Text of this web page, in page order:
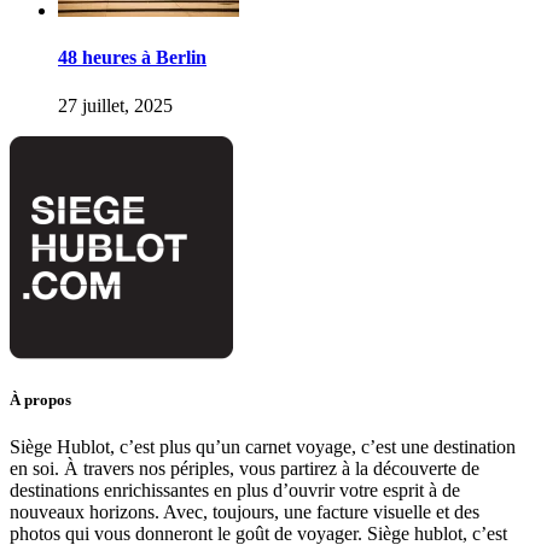
48 heures à Berlin
27 juillet, 2025
À propos
Siège Hublot, c’est plus qu’un carnet voyage, c’est une destination
en soi. À travers nos périples, vous partirez à la découverte de
destinations enrichissantes en plus d’ouvrir votre esprit à de
nouveaux horizons. Avec, toujours, une facture visuelle et des
photos qui vous donneront le goût de voyager. Siège hublot, c’est